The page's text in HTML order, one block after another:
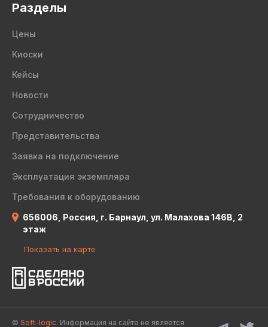
Разделы
Цены
Киоски
Кейсы
Новости
Сотрудничество
Представительства
Заявка на подключение
Эксплуатация экземпляра
Требования к оборудованию
656006, Россия, г. Барнаул, ул. Малахова 146В, 2
этаж
Показать на карте
© Soft-logic. Информация на сайте не является